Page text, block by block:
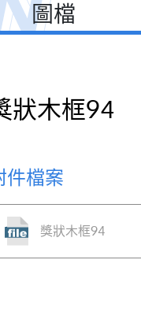
圖檔
狀木框94
件檔案
獎狀木框94